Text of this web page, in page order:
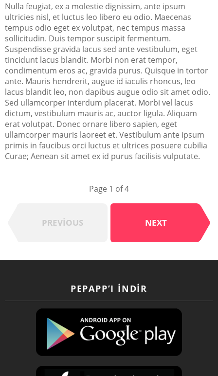
Nulla feugiat, ex a molestie dignissim, ante ipsum
ultricies nisl, et luctus leo libero eu odio. Maecenas
tempus odio eget ex volutpat, nec tempus massa
sollicitudin. Duis tempor suscipit fermentum.
Suspendisse gravida lacus sed ante vestibulum, eget
tincidunt lacus blandit. Morbi non erat tempor,
condimentum eros ac, gravida purus. Quisque in tortor
ante. Mauris hendrerit, augue id iaculis rhoncus, leo
lacus blandit leo, non dapibus augue odio sit amet odio.
Sed ullamcorper interdum placerat. Morbi vel lacus
dictum, vestibulum mauris ac, auctor ligula. Aliquam
erat volutpat. Donec ornare libero sapien, eget
ullamcorper mauris laoreet et. Vestibulum ante ipsum
primis in faucibus orci luctus et ultrices posuere cubilia
Curae; Aenean sit amet ex id purus facilisis vulputate.
Page 1 of 4
PREVIOUS NEXT
PEPAPP’I İNDIR